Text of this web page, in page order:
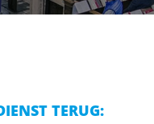
TERUG: